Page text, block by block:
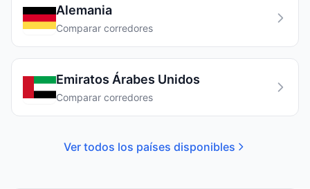
Alemania
Comparar corredores
Emiratos Árabes Unidos
Comparar corredores
Ver todos los países disponibles